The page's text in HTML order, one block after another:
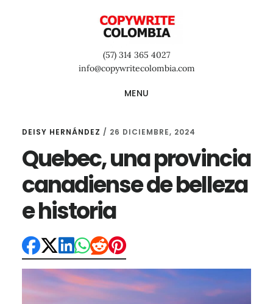
(57) 314 365 4027
info@copywritecolombia.com
MENU
DEISY HERNÁNDEZ / 26 DICIEMBRE, 2024
Quebec, una provincia
canadiense de belleza
e historia